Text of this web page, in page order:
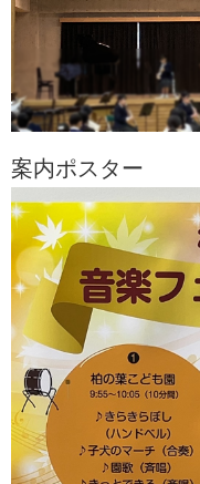
案内ポスター